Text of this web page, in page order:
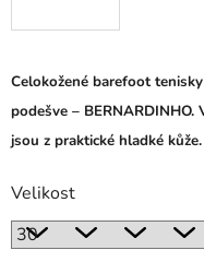
Celokožené barefoot
podešve –
jsou z praktické hladké kůže.
Velikost